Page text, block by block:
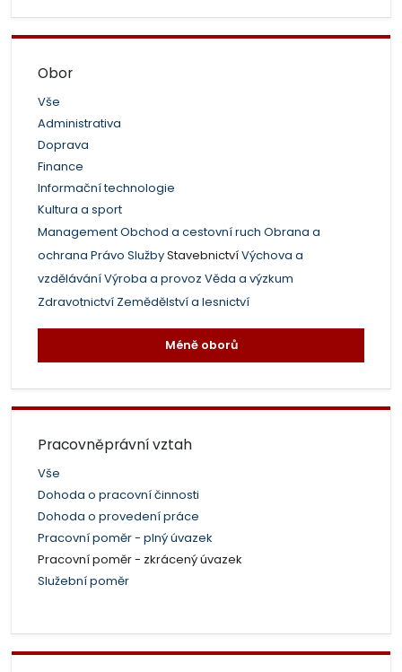
Obor
Vše
Administrativa
Doprava
Finance
Informační technologie
Kultura a sport
ManagementObchod a cestovní ruch Obrana a
ochrana Právo SlužbyStavebnictvíVýchova a
vzděláváníVýroba a provoz Věda a výzkum
Zdravotnictví Zemědělství a lesnictví
Méně oborů
Pracovněprávní vztah
Vše
Dohoda o pracovní činnosti
Dohoda o provedení práce
Pracovní poměr - plný úvazek
Pracovní poměr - zkrácený úvazek
Služební poměr